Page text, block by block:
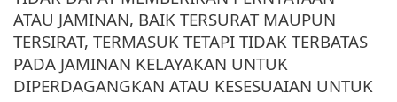
ATAU JAMINAN, BAIK TERSURAT MAUPUN
TERSIRAT, TERMASUK TETAPI TIDAK TERBATAS
PADA JAMINAN KELAYAKAN UNTUK
DIPERDAGANGKAN ATAU KESESUAIAN UNTUK